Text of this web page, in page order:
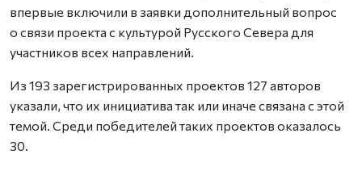
впервые включили в заявки дополнительный вопрос
о связи проекта с культурой Русского Севера для
участников всех направлений.
Из 193 зарегистрированных проектов 127 авторов
указали, что их инициатива так или иначе связана с этой
темой. Среди победителей таких проектов оказалось
30.